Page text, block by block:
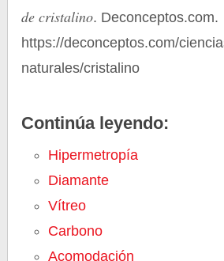
de cristalino. Deconceptos.com.
https://deconceptos.com/
naturales/cristalino
Continúa leyendo:
Hipermetropía
Diamante
Vítreo
Carbono
Acomodación